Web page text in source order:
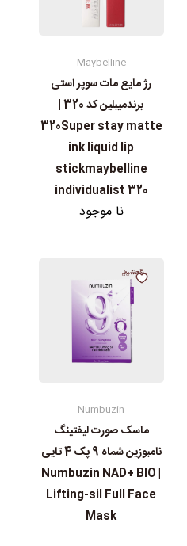
Maybelline
رژ مایع مات سوپر استی‌
برندمیبلین کد 320 |
320Super stay matte
ink liquid lip
stickmaybelline
individualist 320
نا موجود
Numbuzin
ماسک صورت لیفتینگ
نامبوزین شماه 9 پک 4 تایی
| Numbuzin NAD+ BIO
Lifting-sil Full Face
Mask